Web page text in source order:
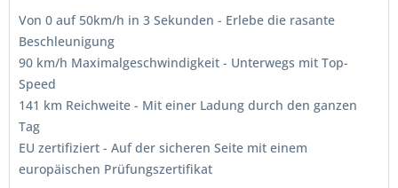
Von 0 auf 50km/h in 3 Sekunden - Erlebe die rasante
Beschleunigung
90 km/h Maximalgeschwindigkeit - Unterwegs mit Top-
Speed
141 km Reichweite - Mit einer Ladung durch den ganzen
Tag
EU zertifiziert - Auf der sicheren Seite mit einem
europäischen Prüfungszertifikat